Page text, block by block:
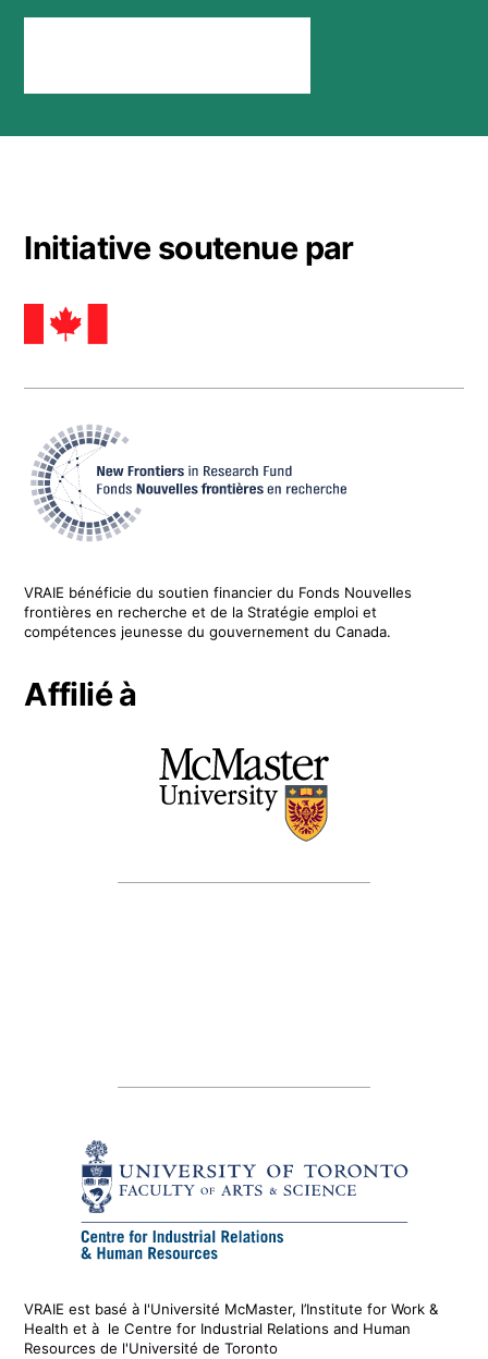
Initiative soutenue par
VRAIE bénéficie du soutien financier du Fonds Nouvelles
frontières en recherche et de la Stratégie emploi et
compétences jeunesse du gouvernement du Canada.
Affilié à
VRAIE est basé à l'Université McMaster, l’Institute for Work &
Healthetà leCentre for Industrial Relations and Human
Resources de l'Université de Toronto